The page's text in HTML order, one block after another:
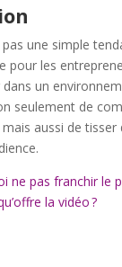
pas une simple
pour les
un
seulement de
aussi de tisser
ne pas franchir le
la vidéo ?